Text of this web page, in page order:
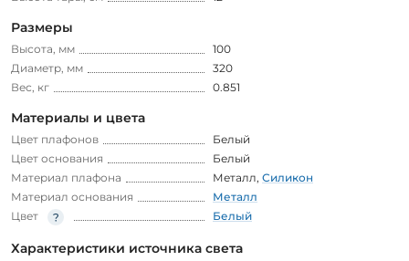
Размеры
Высота, мм
100
Диаметр, мм
320
Вес, кг
0.851
Материалы и цвета
Цвет плафонов
Белый
Цвет основания
Белый
Материал плафона
Металл, Силикон
Материал основания
Металл
Цвет
Белый
Характеристики источника света